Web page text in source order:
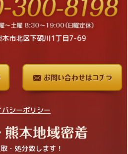
市北区下硯川1丁目7-69
バシーポリシー
・処分致します！